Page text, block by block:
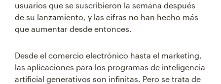
usuarios que se suscribieron la semana después
de su lanzamiento, y las cifras no han hecho más
que aumentar desde entonces.
Desde el comercio electrónico hasta el marketing,
las aplicaciones para los programas de inteligencia
artificial generativos son infinitas. Pero se trata de